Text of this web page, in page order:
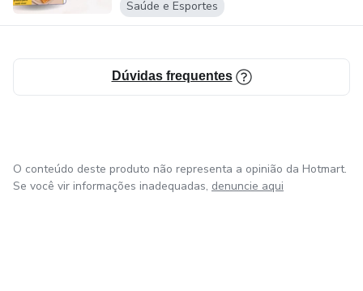
Saúde e Esportes
Dúvidas frequentes
O conteúdo deste produto não representa a opinião da Hotmart.
Se você vir informações inadequadas, denuncie aqui